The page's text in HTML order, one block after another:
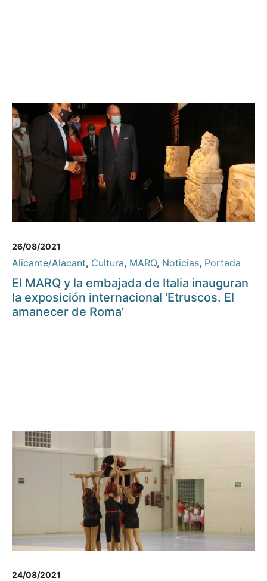
26/08/2021
Alicante/Alacant, Cultura, MARQ, Noticias, Portada
El MARQ y la embajada de Italia inauguran
la exposición internacional ‘Etruscos. El
amanecer de Roma’
24/08/2021